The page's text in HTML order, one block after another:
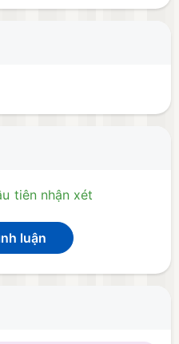
tiên nhận xét
luận